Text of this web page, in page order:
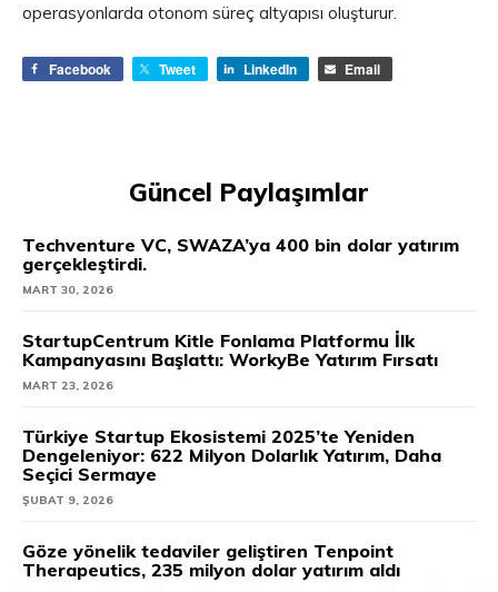
operasyonlarda otonom süreç altyapısı oluşturur.
Facebook Tweet LinkedIn Email
Güncel Paylaşımlar
Techventure VC, SWAZA’ya 400 bin dolar yatırım
gerçekleştirdi.
MART 30, 2026
StartupCentrum Kitle Fonlama Platformu İlk
Kampanyasını Başlattı: WorkyBe Yatırım Fırsatı
MART 23, 2026
Türkiye Startup Ekosistemi 2025’te Yeniden
Dengeleniyor: 622 Milyon Dolarlık Yatırım, Daha
Seçici Sermaye
ŞUBAT 9, 2026
Göze yönelik tedaviler geliştiren Tenpoint
Therapeutics, 235 milyon dolar yatırım aldı